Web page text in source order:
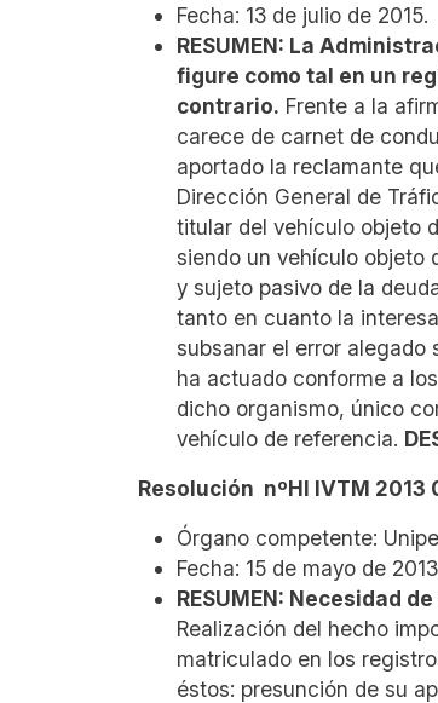
Fecha: 13 de julio de 2015.
RESUMEN: La
figure como tal en un
contrario. Frente a la
carece de carnet de
aportado la reclamante
Dirección General de
titular del vehículo objeto
siendo un vehículo objeto
y sujeto pasivo de la
tanto en cuanto la
subsanar el error alegado
ha actuado conforme a
dicho organismo, único
vehículo de referencia.
Resolución nºHI IVTM 2013
Órgano competente:
Fecha: 15 de mayo de
RESUMEN: Necesidad
Realización del hecho
matriculado en los
éstos: presunción de su